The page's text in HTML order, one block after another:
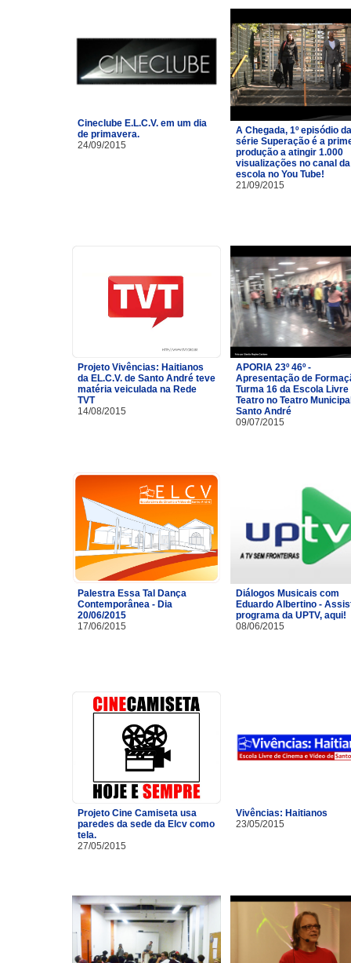
Cineclube E.L.C.V. em um dia
de primavera.
24/09/2015
A Chegada, 1º episódio
série Superação é a
produção a atingir 1.000
visualizações no canal da
escola no You Tube!
21/09/2015
Projeto Vivências: Haitianos
da EL.C.V. de Santo André teve
matéria veiculada na Rede
TVT
14/08/2015
APORIA 23º 46º -
Apresentação de
Turma 16 da Escola Livre
Teatro no Teatro
Santo André
09/07/2015
Palestra Essa Tal Dança
Contemporânea - Dia
20/06/2015
17/06/2015
Diálogos Musicais com
Eduardo Albertino -
programa da UPTV, aqui!
08/06/2015
Projeto Cine Camiseta usa
paredes da sede da Elcv como
tela.
27/05/2015
Vivências: Haitianos
23/05/2015